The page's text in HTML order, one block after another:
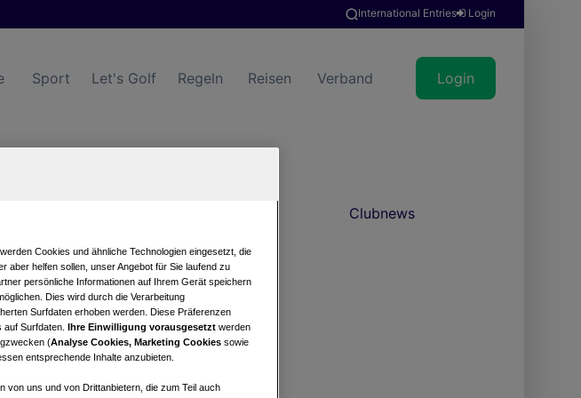
International Entries Login
Sport Let's Golf Regeln Reisen Verband Login
Clubnews
Cookies und ähnliche Technologien eingesetzt, die
aber helfen sollen, unser Angebot für Sie laufend zu
persönliche Informationen auf Ihrem Gerät speichern
Dies wird durch die Verarbeitung
Surfdaten erhoben werden. Diese Präferenzen
Surfdaten. Ihre Einwilligung vorausgesetzt werden
(Analyse Cookies, Marketing Cookies sowie
entsprechende Inhalte anzubieten.
von uns und von Drittanbietern, die zum Teil auch